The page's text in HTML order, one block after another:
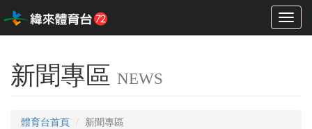
Toggle
新聞專區 NEWS
體育台首頁 新聞專區